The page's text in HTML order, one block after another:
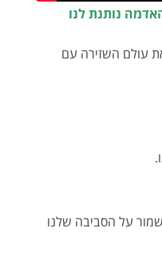
עולם השזירה עם
על הסביבה שלנו